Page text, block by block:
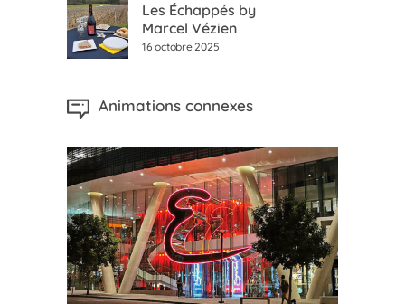
Les Échappés by
Marcel Vézien
16 octobre 2025
Animations connexes